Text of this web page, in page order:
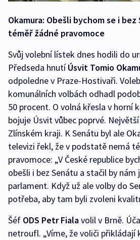
Okamura: Obešli bychom se i
téměř žádné pravomoce
Svůj volební lístek dnes hodili do
Předseda hnutíÚsvit Tomio
odpoledne v Praze-Hostivaři.
komunálních volbách odhadl
50 procent. O volná křesla v horní
bojuje Úsvit vůbec poprvé.
Zlínském kraji. K Senátu byl ale
televizi řekl, že v podstatě nemá
pravomoce: „V České republice
obešli i bez Senátu a stačil by
parlament. Když už ale volby do
potřeba, aby tam byli zvoleni
Šéf ODS Petr Fialavolil v Brně.
netroufl. „Víme, že voliči přikládají